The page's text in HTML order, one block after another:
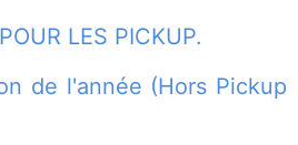
LES PICKUP.
de l'année (Hors Pickup